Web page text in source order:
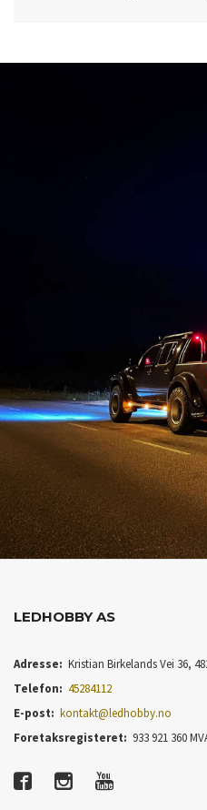
LEDHOBBY AS
Adresse: Kristian Birkelands Vei 36,
Telefon: 45284112
E-post: kontakt@ledhobby.no
Foretaksregisteret: 933 921 360